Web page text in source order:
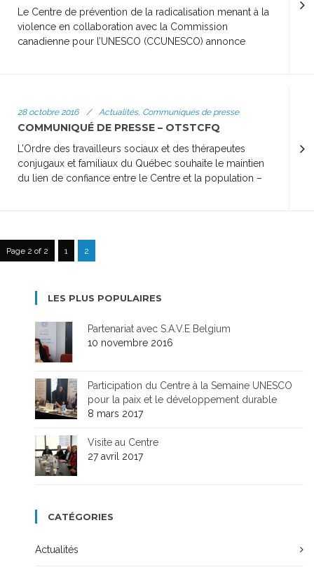
Le Centre de prévention de la radicalisation menant à la
violence en collaboration avec la Commission
canadienne pour l’UNESCO (CCUNESCO) annonce
28 octobre 2016 / Actualités, Communiqués de presse
COMMUNIQUÉ DE PRESSE – OTSTCFQ
L’Ordre des travailleurs sociaux et des thérapeutes
conjugaux et familiaux du Québec souhaite le maintien
du lien de confiance entre le Centre et la population –
Page 2 of 2 1 2
LES PLUS POPULAIRES
Partenariat avec S.A.V.E Belgium
10 novembre 2016
Participation du Centre à la Semaine UNESCO
pour la paix et le développement durable
8 mars 2017
Visite au Centre
27 avril 2017
CATÉGORIES
Actualités